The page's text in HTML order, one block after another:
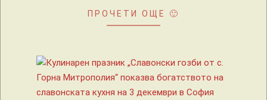
ПРОЧЕТИ ОЩЕ 🙂